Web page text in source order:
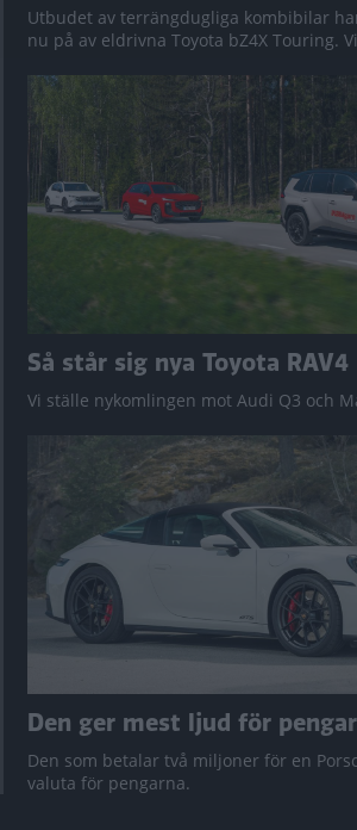
Utbudet av terrängdugliga kombibilar
nu på av eldrivna Toyota bZ4X Touring.
Så står sig nya Toyota RAV4
Vi ställe nykomlingen mot Audi Q3 och
Den ger mest ljud för
Den som betalar två miljoner för en
valuta för pengarna.